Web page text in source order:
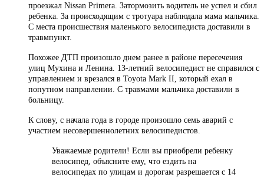
проезжал Nissan Primera. Затормозить водитель не успел и сбил
ребенка. За происходящим с тротуара наблюдала мама мальчика.
С места происшествия маленького велосипедиста доставили в
травмпункт.
Похожее ДТП произошло днем ранее в районе пересечения
улиц Мухина и Ленина. 13-летний велосипедист не справился с
управлением и врезался в Toyota Mark II, который ехал в
попутном направлении. С травмами мальчика доставили в
больницу.
К слову, с начала года в городе произошло семь аварий с
участием несовершеннолетних велосипедистов.
Уважаемые родители! Если вы приобрели ребенку
велосипед, объясните ему, что ездить на
велосипедах по улицам и дорогам разрешается с 14